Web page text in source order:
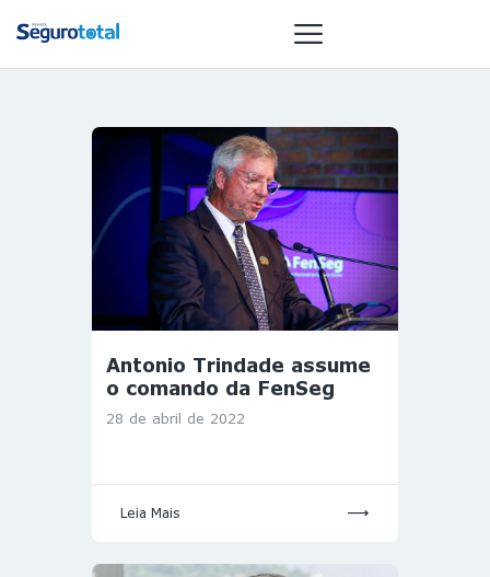
NOTÍCIAS
REVISTA
ESPECIAIS
GAIVOTA DE
OURO
ST SUMMIT
GESTORAS
HOMEST
Antonio Trindade assume
o comando da FenSeg
28 de abril de 2022
Leia Mais